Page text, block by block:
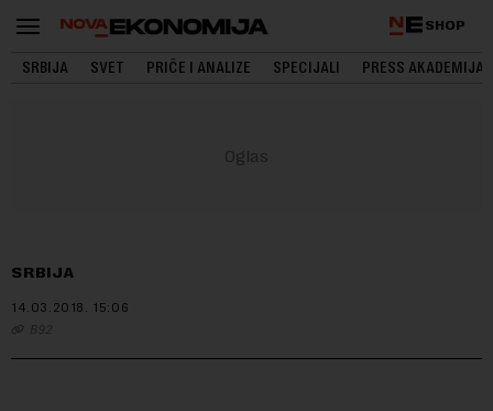
SHOP
SRBIJA SVET PRIČE I ANALIZE SPECIJALI PRESS AKADEMIJA
SRBIJA
14.03.2018. 15:06
B92